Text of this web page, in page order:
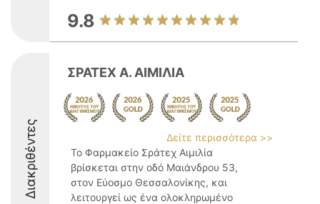
9.8
Διακριθέντες
ΣΡΑΤΕΧ Α. ΑΙΜΙΛΙΑ
Δείτε περισσότερα >>
Το Φαρμακείο Σράτεχ Αιμιλία
βρίσκεται στην οδό Μαιάνδρου 53,
στον Εύοσμο Θεσσαλονίκης, και
λειτουργεί ως ένα ολοκληρωμένο